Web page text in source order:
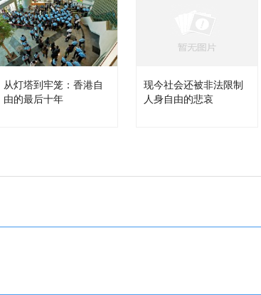
从灯塔到牢笼：香港自
由的最后十年
现今社会还被非法限制
人身自由的悲哀